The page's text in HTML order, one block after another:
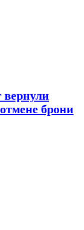
вернули
брони